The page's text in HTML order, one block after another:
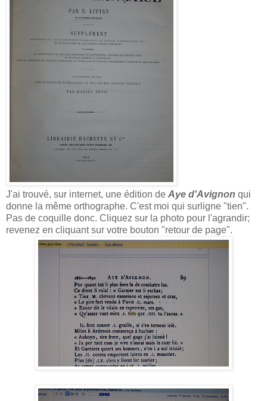
J'ai trouvé, sur internet, une édition de Aye d'Avignon qui
donne la même orthographe. C'est moi qui surligne "tien".
Pas de coquille donc. Cliquez sur la photo pour l'agrandir;
revenez en cliquant sur votre bouton "retour de page".